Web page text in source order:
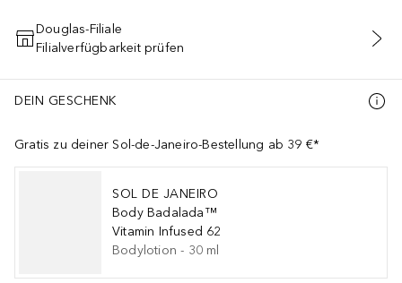
IN DEN WARENKORB
Douglas-Filiale
Filialverfügbarkeit prüfen
DEIN GESCHENK
Gratis zu deiner Sol-de-Janeiro-Bestellung ab 39 €*
SOL DE JANEIRO
Body Badalada™
Vitamin Infused 62
Bodylotion - 30 ml